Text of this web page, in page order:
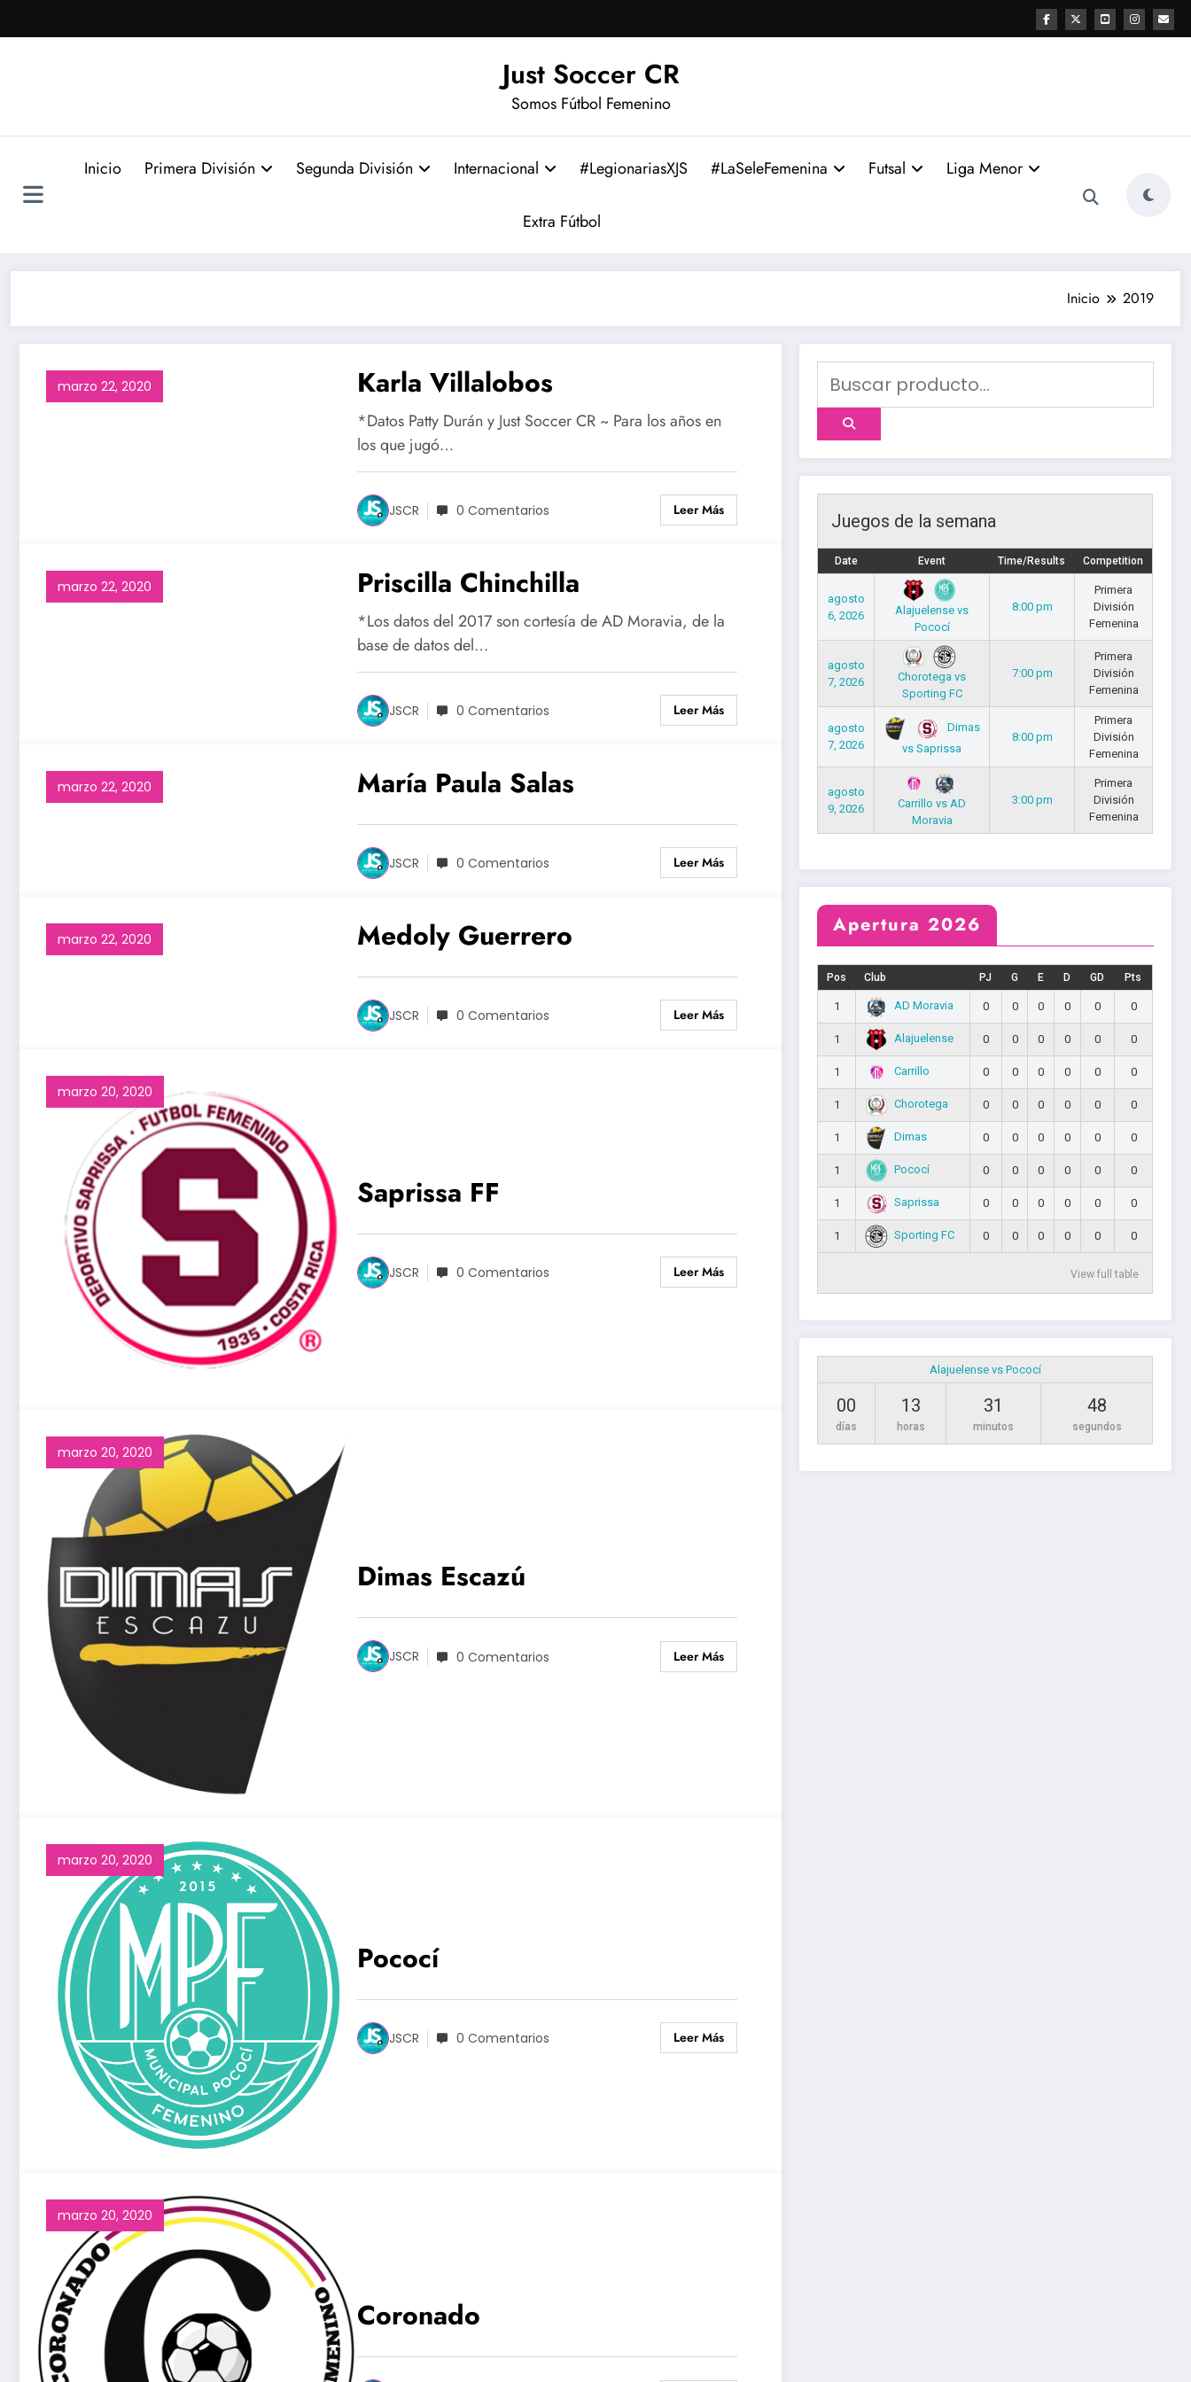
al
Just Soccer CR
Somos Fútbol Femenino
Inicio Primera División Segunda División Internacional #LegionariasXJS #LaSeleFemenina Futsal Liga Menor
Extra Fútbol
Inicio 2019
marzo 22, 2020 Karla Villalobos
*Datos Patty Durán y Just Soccer CR ~ Para los años en
los que jugó…
JSCR 0 Comentarios Leer Más
marzo 22, 2020 Priscilla Chinchilla
*Los datos del 2017 son cortesía de AD Moravia, de la
base de datos del…
JSCR 0 Comentarios Leer Más
marzo 22, 2020 María Paula Salas
JSCR 0 Comentarios Leer Más
marzo 22, 2020 Medoly Guerrero
JSCR 0 Comentarios Leer Más
marzo 20, 2020
Saprissa FF
JSCR 0 Comentarios Leer Más
marzo 20, 2020
Dimas Escazú
JSCR 0 Comentarios Leer Más
marzo 20, 2020
Pococí
JSCR 0 Comentarios Leer Más
marzo 20, 2020
Coronado
Juegos de la semana
Date Event Time/Results Competition
agosto
6, 2026
Alajuelense vs
Pococí
8:00 pm
Primera
División
Femenina
agosto
7, 2026
Chorotega vs
Sporting FC
7:00 pm
Primera
División
Femenina
agosto
7, 2026
Dimas
vs Saprissa
8:00 pm
Primera
División
Femenina
agosto
9, 2026
Carrillo vs AD
Moravia
3:00 pm
Primera
División
Femenina
Apertura 2026
Pos Club PJ G E D GD Pts
1 AD Moravia 0 0 0 0 0 0
1 Alajuelense 0 0 0 0 0 0
1 Carrillo 0 0 0 0 0 0
1 Chorotega 0 0 0 0 0 0
1 Dimas 0 0 0 0 0 0
1 Pococí 0 0 0 0 0 0
1 Saprissa 0 0 0 0 0 0
1 Sporting FC 0 0 0 0 0 0
View full table
Alajuelense vs Pococí
00
días
13
horas
31
minutos
47
segundos